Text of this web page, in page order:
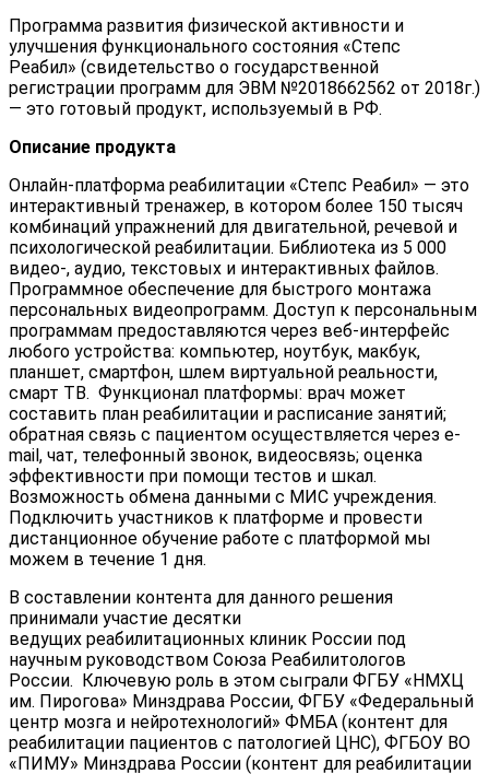
Программа развития физической активности и
улучшения функционального состояния «Степс
Реабил» (свидетельство о государственной
регистрации программ для ЭВМ №2018662562 от 2018г.)
— это готовый продукт, используемый в РФ.
Описание продукта
Онлайн-платформа реабилитации «Степс Реабил» — это
интерактивный тренажер, в котором более 150 тысяч
комбинаций упражнений для двигательной, речевой и
психологической реабилитации. Библиотека из 5 000
видео-, аудио, текстовых и интерактивных файлов.
Программное обеспечение для быстрого монтажа
персональных видеопрограмм. Доступ к персональным
программам предоставляются через веб-интерфейс
любого устройства: компьютер, ноутбук, макбук,
планшет, смартфон, шлем виртуальной реальности,
смарт ТВ. Функционал платформы: врач может
составить план реабилитации и расписание занятий;
обратная связь с пациентом осуществляется через e-
mail, чат, телефонный звонок, видеосвязь; оценка
эффективности при помощи тестов и шкал.
Возможность обмена данными с МИС учреждения.
Подключить участников к платформе и провести
дистанционное обучение работе с платформой мы
можем в течение 1 дня.
В составлении контента для данного решения
принимали участие десятки
ведущих реабилитационных клиник России под
научным руководством Союза Реабилитологов
России. Ключевую роль в этом сыграли ФГБУ «НМХЦ
им. Пирогова» Минздрава России, ФГБУ «Федеральный
центр мозга и нейротехнологий» ФМБА (контент для
реабилитации пациентов с патологией ЦНС), ФГБОУ ВО
«ПИМУ» Минздрава России (контент для реабилитации